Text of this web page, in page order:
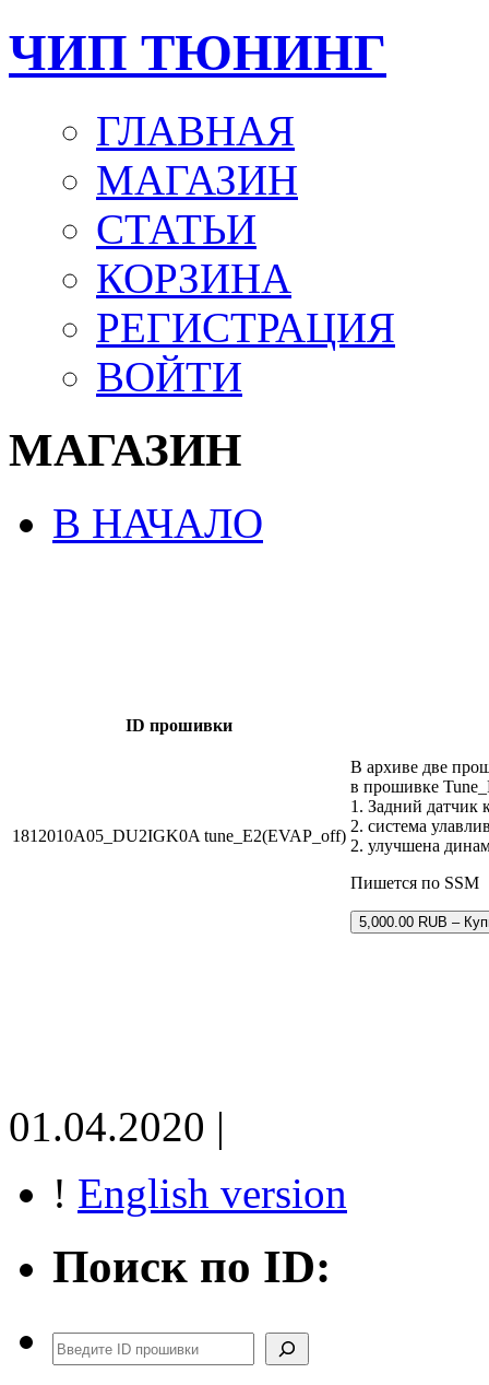
ЧИП ТЮНИНГ
ГЛАВНАЯ
МАГАЗИН
СТАТЬИ
КОРЗИНА
РЕГИСТРАЦИЯ
ВОЙТИ
МАГАЗИН
В НАЧАЛО
ID прошивки
1812010A05_DU2IGK0A tune_E2(EVAP_off)
В архиве две
в прошивке
1. Задний датчик
2. система
2. улучшена
Пишется по SSM
5,000.00 RUB –
01.04.2020 |
! English version
Поиск по ID:
Поиск